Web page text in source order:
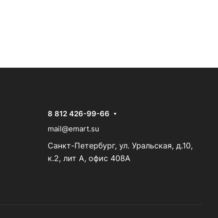
8 812 426-99-66
mail@emart.su
Санкт-Петербург, ул. Уральская, д.10,
к.2, лит А, офис 408А